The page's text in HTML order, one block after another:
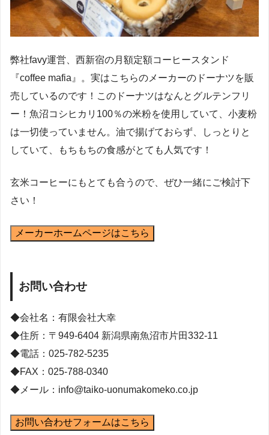
弊社favy運営、西新宿の月額定額コーヒースタンド
『coffee mafia』。実はこちらのメーカーのドーナツを販
売しているのです！このドーナツはなんとグルテンフリ
ー！魚沼コシヒカリ100％の米粉を使用していて、小麦粉
は一切使っていません。油で揚げておらず、しっとりと
していて、もちもちの食感がとても人気です！
玄米コーヒーにもとても合うので、ぜひ一緒にご検討下
さい！
メーカーホームページはこちら
お問い合わせ
◆会社名：有限会社大幸
◆住所：〒949-6404 新潟県南魚沼市片田332-11
◆電話：025-782-5235
◆FAX：025-788-0340
◆メール：info@taiko-uonumakomeko.co.jp
お問い合わせフォームはこちら